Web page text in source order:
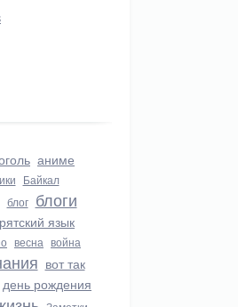
аниме
Байкал
блог блоги
язык
весна война
вот так
день рождения